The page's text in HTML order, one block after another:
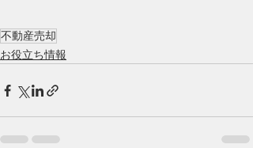
不動産売却
お役立ち情報